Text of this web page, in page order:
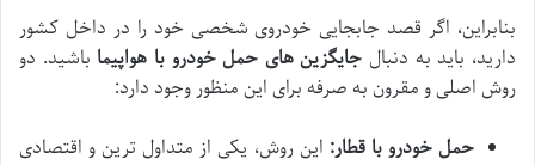
بنابراین، اگر قصد جابجایی خودروی شخصی خود را در داخل کشور
دارید، باید به دنبال جایگزین های حمل خودرو با هواپیما باشید. دو
روش اصلی و مقرون به صرفه برای این منظور وجود دارد:
حمل خودرو با قطار: این روش، یکی از متداول ترین و اقتصادی